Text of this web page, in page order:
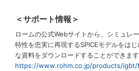
＜サポート情報＞
ロームの公式Webサイトから、シミュレ
特性を忠実に再現するSPICEモデルをは
な資料をダウンロードすることができます
https://www.rohm.co.jp/products/